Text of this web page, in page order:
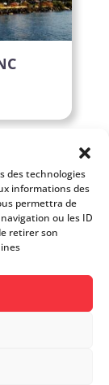
des technologies
informations des
permettra de
ou les ID
retirer son